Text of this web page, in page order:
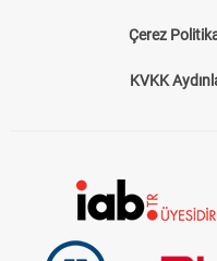
Çerez
KVKK